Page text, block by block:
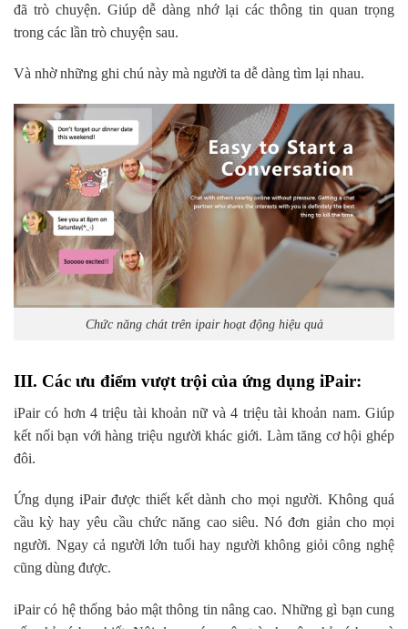
đã trò chuyện. Giúp dễ dàng nhớ lại các thông tin quan trọng
trong các lần trò chuyện sau.
Và nhờ những ghi chú này mà người ta dễ dàng tìm lại nhau.
Chức năng chát trên ipair hoạt động hiệu quả
III. Các ưu điểm vượt trội của ứng dụng iPair:
iPair có hơn 4 triệu tài khoản nữ và 4 triệu tài khoản nam. Giúp
kết nối bạn với hàng triệu người khác giới. Làm tăng cơ hội ghép
đôi.
Ứng dụng iPair được thiết kết dành cho mọi người. Không quá
cầu kỳ hay yêu cầu chức năng cao siêu. Nó đơn giản cho mọi
người. Ngay cả người lớn tuổi hay người không giỏi công nghệ
cũng dùng được.
iPair có hệ thống bảo mật thông tin nâng cao. Những gì bạn cung